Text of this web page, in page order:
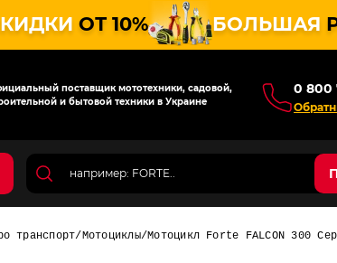
ОТ 10% БОЛЬШАЯ
поставщик мототехники, садовой,
и бытовой техники в Украине
0 800
транспорт Мотоциклы Мотоцикл Forte FALCON 300